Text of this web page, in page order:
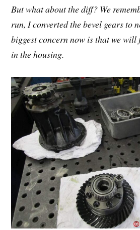
But what about the diff? We
run, I converted the bevel gears to
biggest concern now is that we will
in the housing.